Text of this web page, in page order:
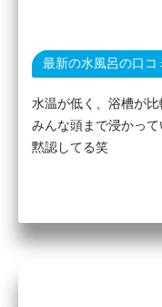
最新の水風呂の口コ
水温が低く、浴槽が
みんな頭まで浸かっ
黙認してる笑